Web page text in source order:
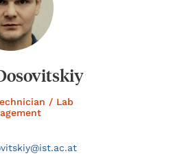
/ Lab
ist.ac.at